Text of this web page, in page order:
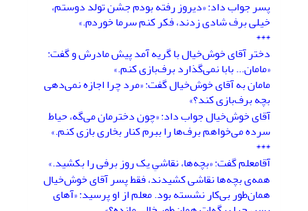
پسر جواب داد: «دیروز رفته بودم جشن تولد دوستم،
خیلی برف شادی زدند، فکر کنم سرما خوردم.»
***
دختر آقای خوش‌خیال با گریه آمد پیش مادرش و گفت:
«مامان... بابا نمی‌گذارد برف‌بازی کنم.»
مامان به آقای خوش‌خیال گفت: «مرد چرا اجازه نمی‌دهی
بچه برف‌بازی کند؟»
آقای خوش‌خیال جواب داد: «چون دخترمان می‌گه، حیاط
سرده می‌خواهم برف‌ها را ببرم کنار بخاری بازی کنم.»
***
آقامعلم گفت: «بچه‌ها، نقاشیِ یک روز برفی را بکشید.»
همه‌ی بچه‌ها نقاشی کشیدند، فقط پسر آقای خوش‌خیال
همان‌طور بی‌کار نشسته بود. معلم از او پرسید: «آهای